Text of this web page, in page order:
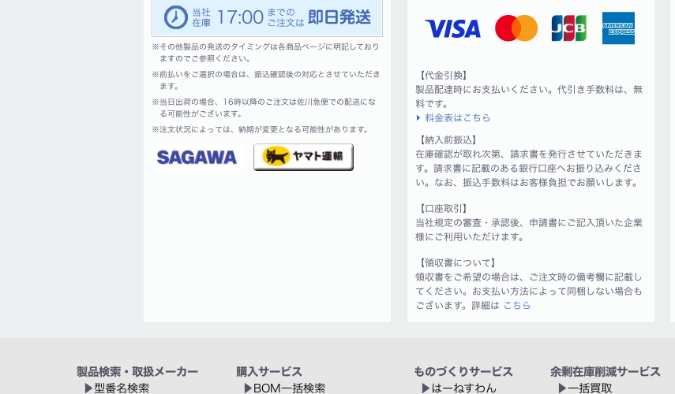
17:00
※その他製品の発送のタイミングは各商品ページに明記しており
ますのでご参照ください。
※前払いをご選択の場合は、振込確認後の対応とさせていただき
ます。
※ 当日出荷の場合、16時以降のご注文は佐川急便での配送にな
る可能性がございます。
※注文状況によっては、納期が変更となる可能性があります。
【代金引換】
製品配達時にお支払いください。代引き手数料は、無
料です。
料金表はこちら
【納入前振込】
在庫確認が取れ次第、請求書を発行させていただきま
す。請求書に記載のある銀行口座へお振り込みくださ
い。なお、振込手数料はお客様負担でお願いします。
【口座取引】
当社規定の審査・承認後、申請書にご記入頂いた企業
様にご利用いただけます。
【領収書について】
領収書をご希望の場合は、ご注文時の備考欄に記載し
てください。お支払い方法によって同梱しない場合も
ございます。詳細は こちら
製品検索・取扱メーカー
型番名検索
購入サービス
BOM一括検索
ものづくりサービス
はーねすわん
余剰在庫削減サービス
一括買取